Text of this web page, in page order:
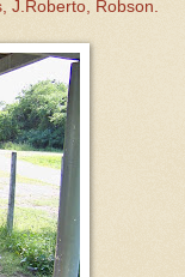
J.Roberto, Robson.